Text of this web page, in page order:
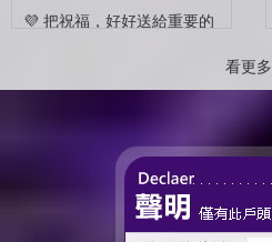
💜 把祝福，好好送給重要的
很多，準備往下一段生活前
看更多